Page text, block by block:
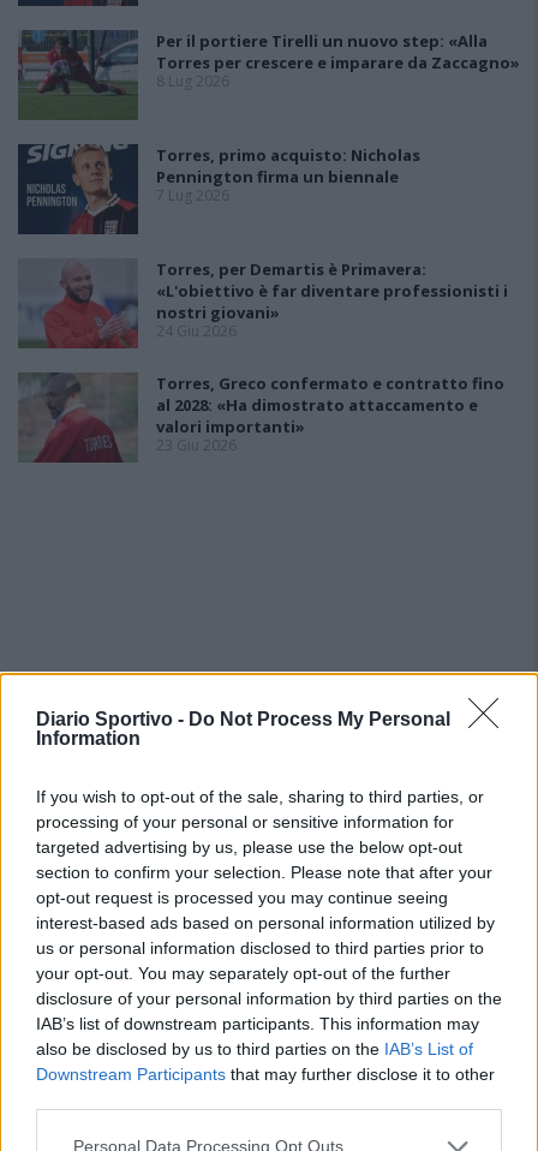
Diario Sportivo - Do Not Process My Personal
Information
If you wish to opt-out of the sale, sharing to third parties, or
processing of your personal or sensitive information for
targeted advertising by us, please use the below opt-out
section to confirm your selection. Please note that after your
opt-out request is processed you may continue seeing
interest-based ads based on personal information utilized by
us or personal information disclosed to third parties prior to
your opt-out. You may separately opt-out of the further
disclosure of your personal information by third parties on the
IAB’s list of downstream participants. This information may
also be disclosed by us to third parties on the IAB’s List of
Downstream Participants that may further disclose it to other
Personal Data Processing Opt Outs
Per il portiere Tirelli un nuovo step: «Alla
Torres per crescere e imparare da Zaccagno»
8 Lug 2026
Torres, primo acquisto: Nicholas
Pennington firma un biennale
7 Lug 2026
Torres, per Demartis è Primavera:
«L'obiettivo è far diventare professionisti i
nostri giovani»
24 Giu 2026
Torres, Greco confermato e contratto fino
al 2028: «Ha dimostrato attaccamento e
valori importanti»
23 Giu 2026